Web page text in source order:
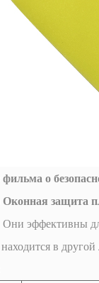
о
Оконная защита
эффективны
в